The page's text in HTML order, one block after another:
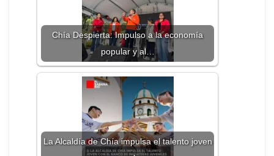
Chía Despierta: Impulso a la economía
popular y al…
La Alcaldía de Chía impulsa el talento joven